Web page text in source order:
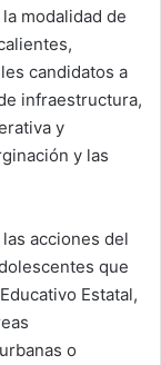
modalidad de
candidatos a
infraestructura,
y
y las
acciones del
que
Estatal,
o